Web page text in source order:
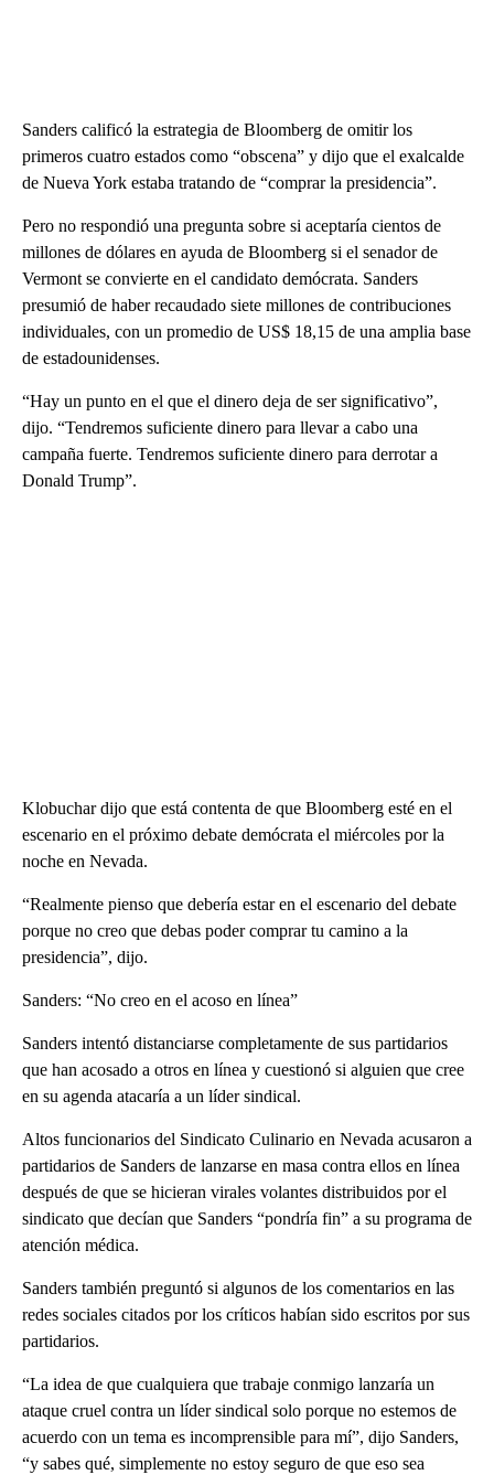
Sanders calificó la estrategia de Bloomberg de omitir los
primeros cuatro estados como “obscena” y dijo que el exalcalde
de Nueva York estaba tratando de “comprar la presidencia”.
Pero no respondió una pregunta sobre si aceptaría cientos de
millones de dólares en ayuda de Bloomberg si el senador de
Vermont se convierte en el candidato demócrata. Sanders
presumió de haber recaudado siete millones de contribuciones
individuales, con un promedio de US$ 18,15 de una amplia base
de estadounidenses.
“Hay un punto en el que el dinero deja de ser significativo”,
dijo. “Tendremos suficiente dinero para llevar a cabo una
campaña fuerte. Tendremos suficiente dinero para derrotar a
Donald Trump”.
Klobuchar dijo que está contenta de que Bloomberg esté en el
escenario en el próximo debate demócrata el miércoles por la
noche en Nevada.
“Realmente pienso que debería estar en el escenario del debate
porque no creo que debas poder comprar tu camino a la
presidencia”, dijo.
Sanders: “No creo en el acoso en línea”
Sanders intentó distanciarse completamente de sus partidarios
que han acosado a otros en línea y cuestionó si alguien que cree
en su agenda atacaría a un líder sindical.
Altos funcionarios del Sindicato Culinario en Nevada acusaron a
partidarios de Sanders de lanzarse en masa contra ellos en línea
después de que se hicieran virales volantes distribuidos por el
sindicato que decían que Sanders “pondría fin” a su programa de
atención médica.
Sanders también preguntó si algunos de los comentarios en las
redes sociales citados por los críticos habían sido escritos por sus
partidarios.
“La idea de que cualquiera que trabaje conmigo lanzaría un
ataque cruel contra un líder sindical solo porque no estemos de
acuerdo con un tema es incomprensible para mí”, dijo Sanders,
“y sabes qué, simplemente no estoy seguro de que eso sea